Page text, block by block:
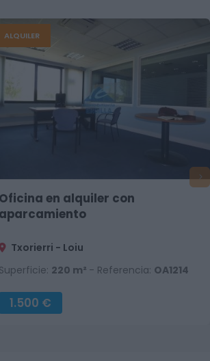
ALQUILER
Oficina en alquiler con
aparcamiento
Txorierri - Loiu
Superficie: 220 m² - Referencia: OA1214
1.500 €